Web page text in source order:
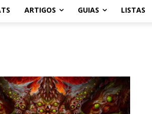
ARTIGOS GUIAS LISTAS